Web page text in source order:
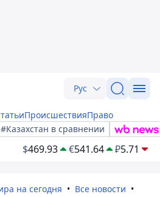
Рус
ПроисшествияПраво
#Казахстан в сравнении
$469.93 €541.64 ₽5.71
на сегодня
Все новости